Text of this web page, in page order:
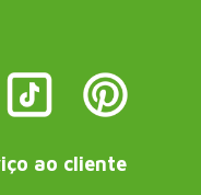
ao cliente